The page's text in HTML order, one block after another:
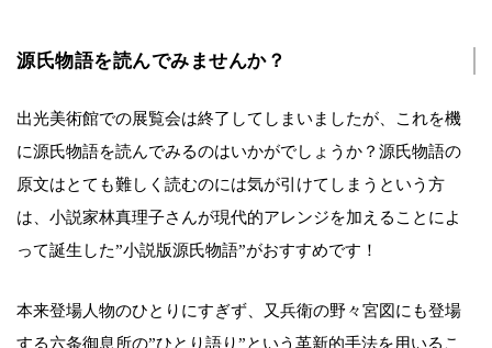
源氏物語を読んでみませんか？
出光美術館での展覧会は終了してしまいましたが、これを機
に源氏物語を読んでみるのはいかがでしょうか？源氏物語の
原文はとても難しく読むのには気が引けてしまうという方
は、小説家林真理子さんが現代的アレンジを加えることによ
って誕生した”小説版源氏物語”がおすすめです！
本来登場人物のひとりにすぎず、又兵衛の野々宮図にも登場
する六条御息所の”ひとり語り”という革新的手法を用いるこ